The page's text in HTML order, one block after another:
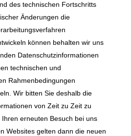
des technischen Fortschritts
Änderungen die
können behalten wir uns
Datenschutzinformationen
technischen und
Rahmenbedingungen
Wir bitten Sie deshalb die
von Zeit zu Zeit zu
erneuten Besuch bei uns
Websites gelten dann die neuen